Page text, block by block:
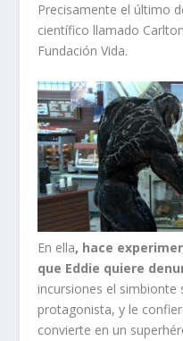
Precisamente el último
científico llamado
Fundación Vida.
En ella, hace
que Eddie quiere
incursiones el simbionte
protagonista, y le
convierte en un